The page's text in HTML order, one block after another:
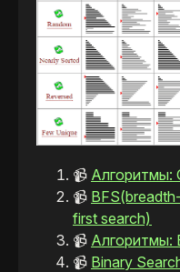
📹 Алгоритмы:
📹
first search)
📹 Алгоритмы:
📹 Binary